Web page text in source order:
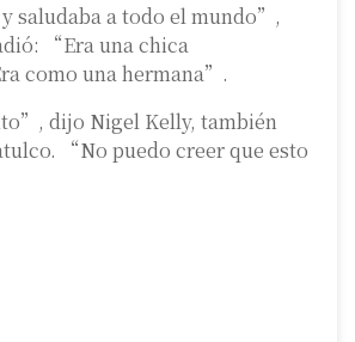
saludaba a todo el mundo”,
“Era una chica
como una hermana”.
dijo Nigel Kelly, también
“No puedo creer que esto